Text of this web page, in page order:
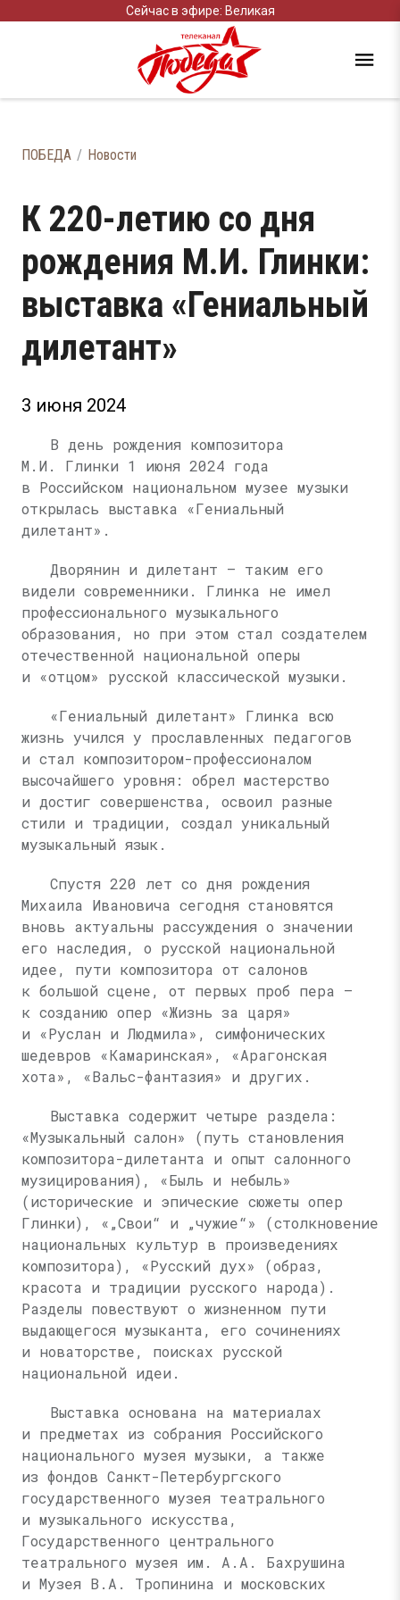
Сейчас в эфире: Великая
ПОБЕДА Новости
К 220-летию со дня
рождения М.И. Глинки:
выставка «Гениальный
дилетант»
3 июня 2024
В день рождения композитора
М.И. Глинки 1 июня 2024 года
в Российском национальном музее музыки
открылась выставка «Гениальный
дилетант».
Дворянин и дилетант — таким его
видели современники. Глинка не имел
профессионального музыкального
образования, но при этом стал создателем
отечественной национальной оперы
и «отцом» русской классической музыки.
«Гениальный дилетант» Глинка всю
жизнь учился у прославленных педагогов
и стал композитором-профессионалом
высочайшего уровня: обрел мастерство
и достиг совершенства, освоил разные
стили и традиции, создал уникальный
музыкальный язык.
Спустя 220 лет со дня рождения
Михаила Ивановича сегодня становятся
вновь актуальны рассуждения о значении
его наследия, о русской национальной
идее, пути композитора от салонов
к большой сцене, от первых проб пера —
к созданию опер «Жизнь за царя»
и «Руслан и Людмила», симфонических
шедевров «Камаринская», «Арагонская
хота», «Вальс-фантазия» и других.
Выставка содержит четыре раздела:
«Музыкальный салон» (путь становления
композитора-дилетанта и опыт салонного
музицирования), «Быль и небыль»
(исторические и эпические сюжеты опер
Глинки), «„Свои“ и „чужие“» (столкновение
национальных культур в произведениях
композитора), «Русский дух» (образ,
красота и традиции русского народа).
Разделы повествуют о жизненном пути
выдающегося музыканта, его сочинениях
и новаторстве, поисках русской
национальной идеи.
Выставка основана на материалах
и предметах из собрания Российского
национального музея музыки, а также
из фондов Санкт-Петербургского
государственного музея театрального
и музыкального искусства,
Государственного центрального
театрального музея им. А.А. Бахрушина
и Музея В.А. Тропинина и московских